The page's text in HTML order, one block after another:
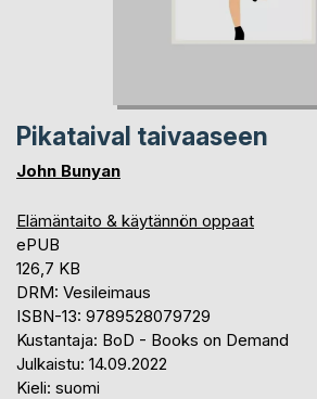
Pikataival taivaaseen
John Bunyan
Elämäntaito & käytännön oppaat
ePUB
126,7 KB
DRM: Vesileimaus
ISBN-13: 9789528079729
Kustantaja: BoD - Books on Demand
Julkaistu: 14.09.2022
Kieli: suomi